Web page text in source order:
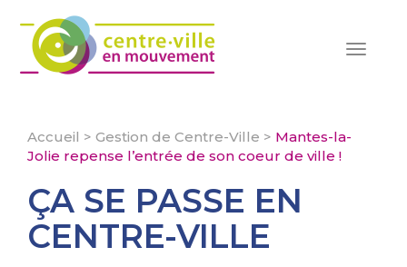
Toggle
Accueil > Gestion de Centre-Ville > Mantes-la-
Jolie repense l’entrée de son coeur de ville !
ÇA SE PASSE EN
CENTRE-VILLE